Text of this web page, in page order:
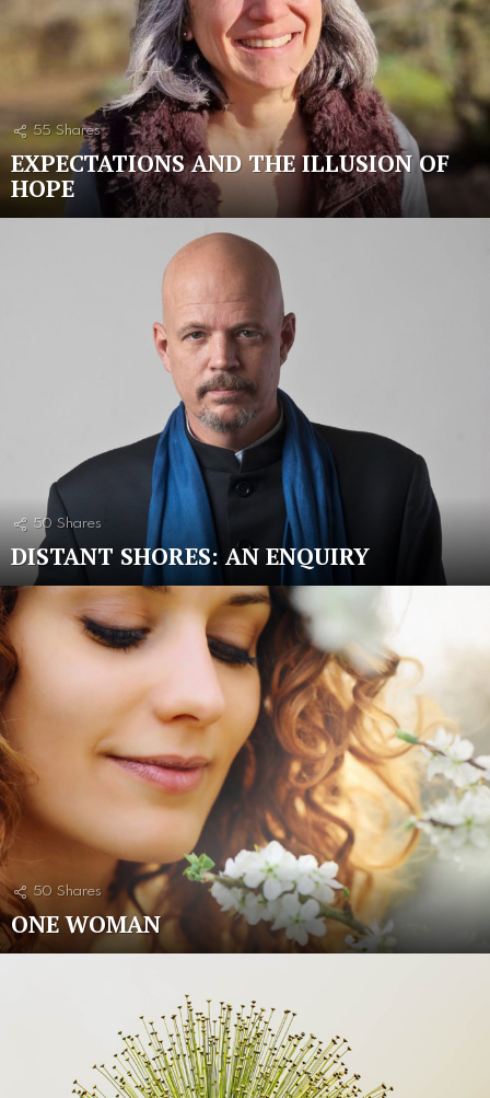
55 Shares
EXPECTATIONS AND THE ILLUSION OF
HOPE
50 Shares
DISTANT SHORES: AN ENQUIRY
50 Shares
ONE WOMAN